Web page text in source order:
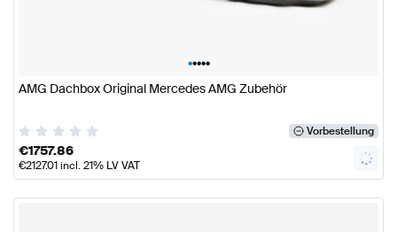
•••••
AMG Dachbox Original Mercedes AMG Zubehör
Vorbestellung
€1757.86
€2127.01incl. 21% LV VAT